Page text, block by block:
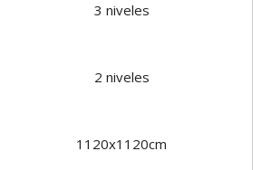
3 niveles
2 niveles
1120x1120cm